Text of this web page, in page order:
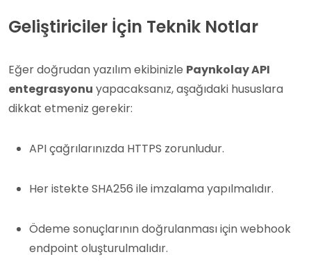
Geliştiriciler İçin Teknik Notlar
Eğer doğrudan yazılım ekibinizle Paynkolay API
entegrasyonu yapacaksanız, aşağıdaki hususlara
dikkat etmeniz gerekir:
API çağrılarınızda HTTPS zorunludur.
Her istekte SHA256 ile imzalama yapılmalıdır.
Ödeme sonuçlarının doğrulanması için webhook
endpoint oluşturulmalıdır.